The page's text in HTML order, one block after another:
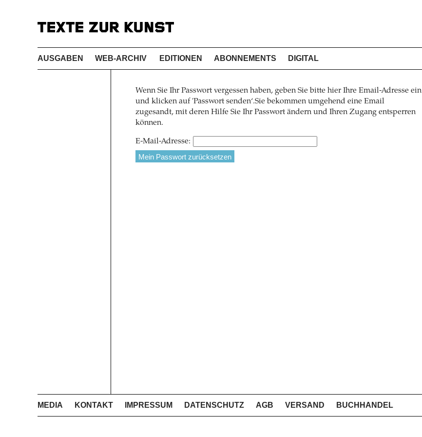
AUSGABEN WEB-ARCHIV EDITIONEN ABONNEMENTS DIGITAL
Wenn Sie Ihr Passwort vergessen haben, geben Sie bitte hier Ihre Email-Adresse ein
und klicken auf 'Passwort senden‘.Sie bekommen umgehend eine Email
zugesandt, mit deren Hilfe Sie Ihr Passwort ändern und Ihren Zugang entsperren
können.
E-Mail-Adresse:
MEDIA KONTAKT IMPRESSUM DATENSCHUTZ AGB VERSAND BUCHHANDEL